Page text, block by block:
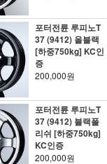
포터전륜 루피노T
37 (9412) 올블랙
[하중750kg] KC인
증
200,000원
포터전륜 루피노T
37 (9412) 블랙폴
리쉬 [하중750kg]
KC인증
200,000원